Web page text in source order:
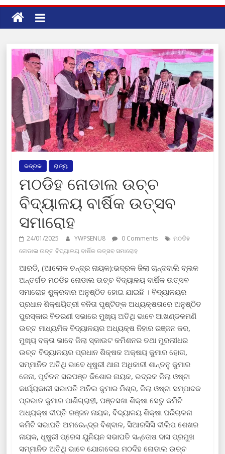
ଭଦ୍ରକ ରାଜ୍ୟ
ମଠଡିହ ନୋଡାଲ ଉଚ୍ଚ
ବିଦ୍ୟାଳୟ ବାର୍ଷିକ ଉତ୍ସବ
ସମାରୋହ
24/01/2025 YWPSENU8 0 Comments
ମଠଡିହ
ନୋଡାଲ ଉଚ୍ଚ ବିଦ୍ୟାଳୟ ବାର୍ଷିକ ଉତ୍ସବ ସମାରୋହ
ଆରଡି, (ଆଲୋକ ଚନ୍ଦ୍ର ନାୟକ):ଭଦ୍ରକ ଜିଲା ଚାନ୍ଦବାଲି ବ୍ଲକ
ଅନ୍ତର୍ଗତ ମଠଡିହ ନୋଡାଲ ଉଚ୍ଚ ବିଦ୍ୟାଳୟ ବାର୍ଷିକ ଉତ୍ସବ
ସମାରୋହ ଶୁକ୍ରବାର ଅନୁଷ୍ଠିତ ହୋଇ ଯାଇଛି । ବିଦ୍ୟାଳୟର
ପ୍ରଧାନ ଶିକ୍ଷୟିତ୍ରୀ ବନିତା ପୃଷ୍ଟିଙ୍କ ଅଧ୍ୟକ୍ଷତାରେ ଅନୁଷ୍ଠିତ
ପୁରସ୍କାର ବିତରଣୀ ସଭାରେ ମୁଖ୍ୟ ଅତିଥି ଭାବେ ଆଖଣ୍ଡଳମଣି
ଉଚ୍ଚ ମାଧ୍ୟମିକ ବିଦ୍ୟାଳୟର ଅଧ୍ୟକ୍ଷ ନିହାର ରଞ୍ଜନ କର,
ମୁଖ୍ୟ ବକ୍ତା ଭାବେ ଜିଲା ସ୍କାଉଟ କମିଶନର ତଥା ମୁରଲୀଧର
ଉଚ୍ଚ ବିଦ୍ୟାଳୟର ପ୍ରଧାନ ଶିକ୍ଷକ ଅକ୍ଷୟ କୁମାର ହୋତା,
ସମ୍ମାନିତ ଅତିଥି ଭାବେ ଧୂଷୁରୀ ଥାନା ଅଧିକାରୀ ଶାନ୍ତନୁ କୁମାର
ଜେନା, ପୂର୍ବତନ ସରପଞ୍ଚ କିଶୋର ନାୟକ, ଭଦ୍ରକ ଜିଲା ଓଷ୍ଟା
କାର୍ଯ୍ୟକାରୀ ସଭାପତି ଅନିଲ କୁମାର ମିଶ୍ର, ଜିଲା ଓଷ୍ଟା ସମ୍ପାଦକ
ପ୍ରଭାତ କୁମାର ପାଣିଗ୍ରାହୀ, ପଞ୍ଚସଖା ଶିକ୍ଷା ସେତୁ କମିଟି
ଅଧ୍ୟକ୍ଷ ଦୀପ୍ତି ରଞ୍ଜନ ନାୟକ, ବିଦ୍ୟାଳୟ ଶିକ୍ଷା ପରିଚାଳନା
କମିଟି ସଭାପତି ଅମରେନ୍ଦ୍ର ବିଶ୍ବାଳ, ସିଆରସିସି ଦୀଲିପ ଶେଖର
ନାୟକ, ଧୂଷୁରୀ ପ୍ରେସ ୟୁନିୟନ ସଭାପତି ସନ୍ତୋଷ ଦାସ ପ୍ରମୁଖ
ସମ୍ମାନିତ ଅତିଥି ଭାବେ ଯୋଗଦେଇ ମଠଦିହ ନୋଡାଲ ଉଚ୍ଚ